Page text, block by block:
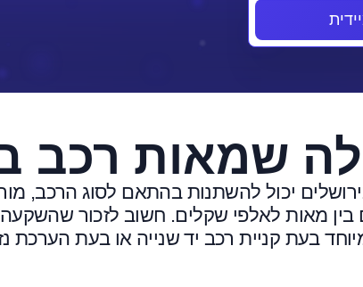
שמאות רכב
יכול להשתנות בהתאם לסוג הרכב,
בין מאות לאלפי שקלים. חשוב לזכור
בעת קניית רכב יד שנייה או בעת הערכת